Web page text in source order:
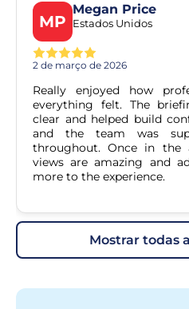
MP
Megan Price
Estados Unidos
2 de março de 2026
Really enjoyed how
everything felt. The
clear and helped build
and the team was
throughout. Once in the
views are amazing and
more to the experience.
mostrar todas